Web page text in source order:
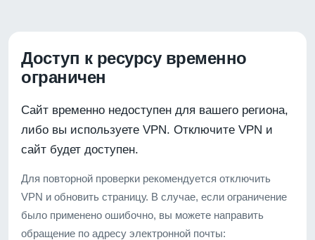
Доступ к ресурсу временно
ограничен
Сайт временно недоступен для вашего региона,
либо вы используете VPN. Отключите VPN и
сайт будет доступен.
Для повторной проверки рекомендуется отключить
VPN и обновить страницу. В случае, если ограничение
было применено ошибочно, вы можете направить
обращение по адресу электронной почты: